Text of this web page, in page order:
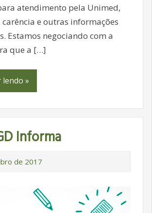
atendimento pela Unimed,
e outras informações
Estamos negociando com a
que a […]
»
Informa
de 2017